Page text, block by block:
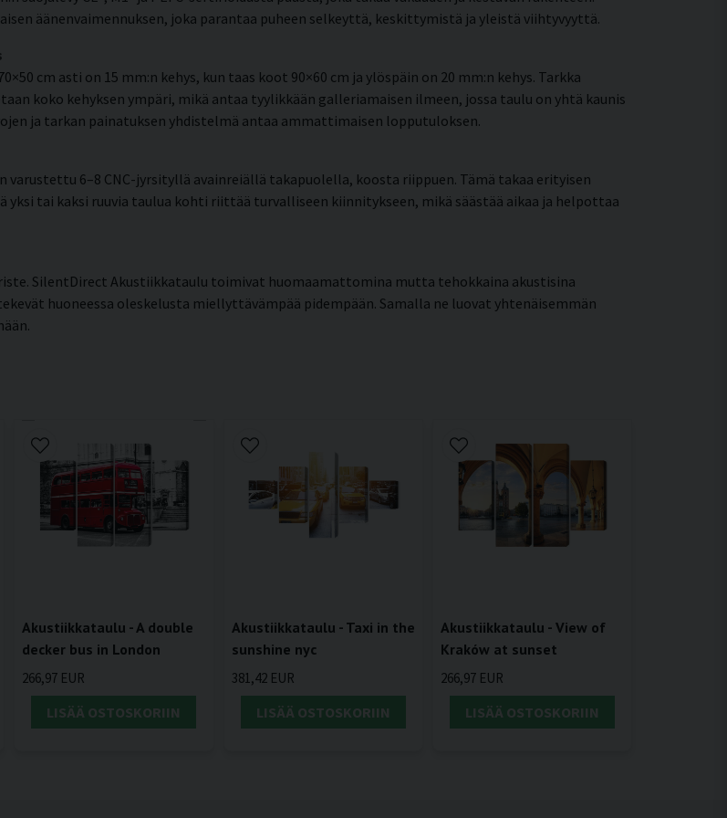
äänenvaimennuksen, joka parantaa puheen selkeyttä, keskittymistä ja yleistä viihtyvyyttä.
cm asti on 15 mm:n kehys, kun taas koot 90×60 cm ja ylöspäin on 20 mm:n kehys. Tarkka
koko kehyksen ympäri, mikä antaa tyylikkään galleriamaisen ilmeen, jossa taulu on yhtä kaunis
ja tarkan painatuksen yhdistelmä antaa ammattimaisen lopputuloksen.
6–8 CNC-jyrsityllä avainreiällä takapuolella, koosta riippuen. Tämä takaa erityisen
yksi tai kaksi ruuvia taulua kohti riittää turvalliseen kiinnitykseen, mikä säästää aikaa ja helpottaa
SilentDirect Akustiikkataulu toimivat huomaamattomina mutta tehokkaina akustisina
huoneessa oleskelusta miellyttävämpää pidempään. Samalla ne luovat yhtenäisemmän
Akustiikkataulu - A double
decker bus in London
266,97 EUR
LISÄÄ OSTOSKORIIN
Akustiikkataulu - Taxi in the
sunshine nyc
381,42 EUR
LISÄÄ OSTOSKORIIN
Akustiikkataulu - View of
Kraków at sunset
266,97 EUR
LISÄÄ OSTOSKORIIN